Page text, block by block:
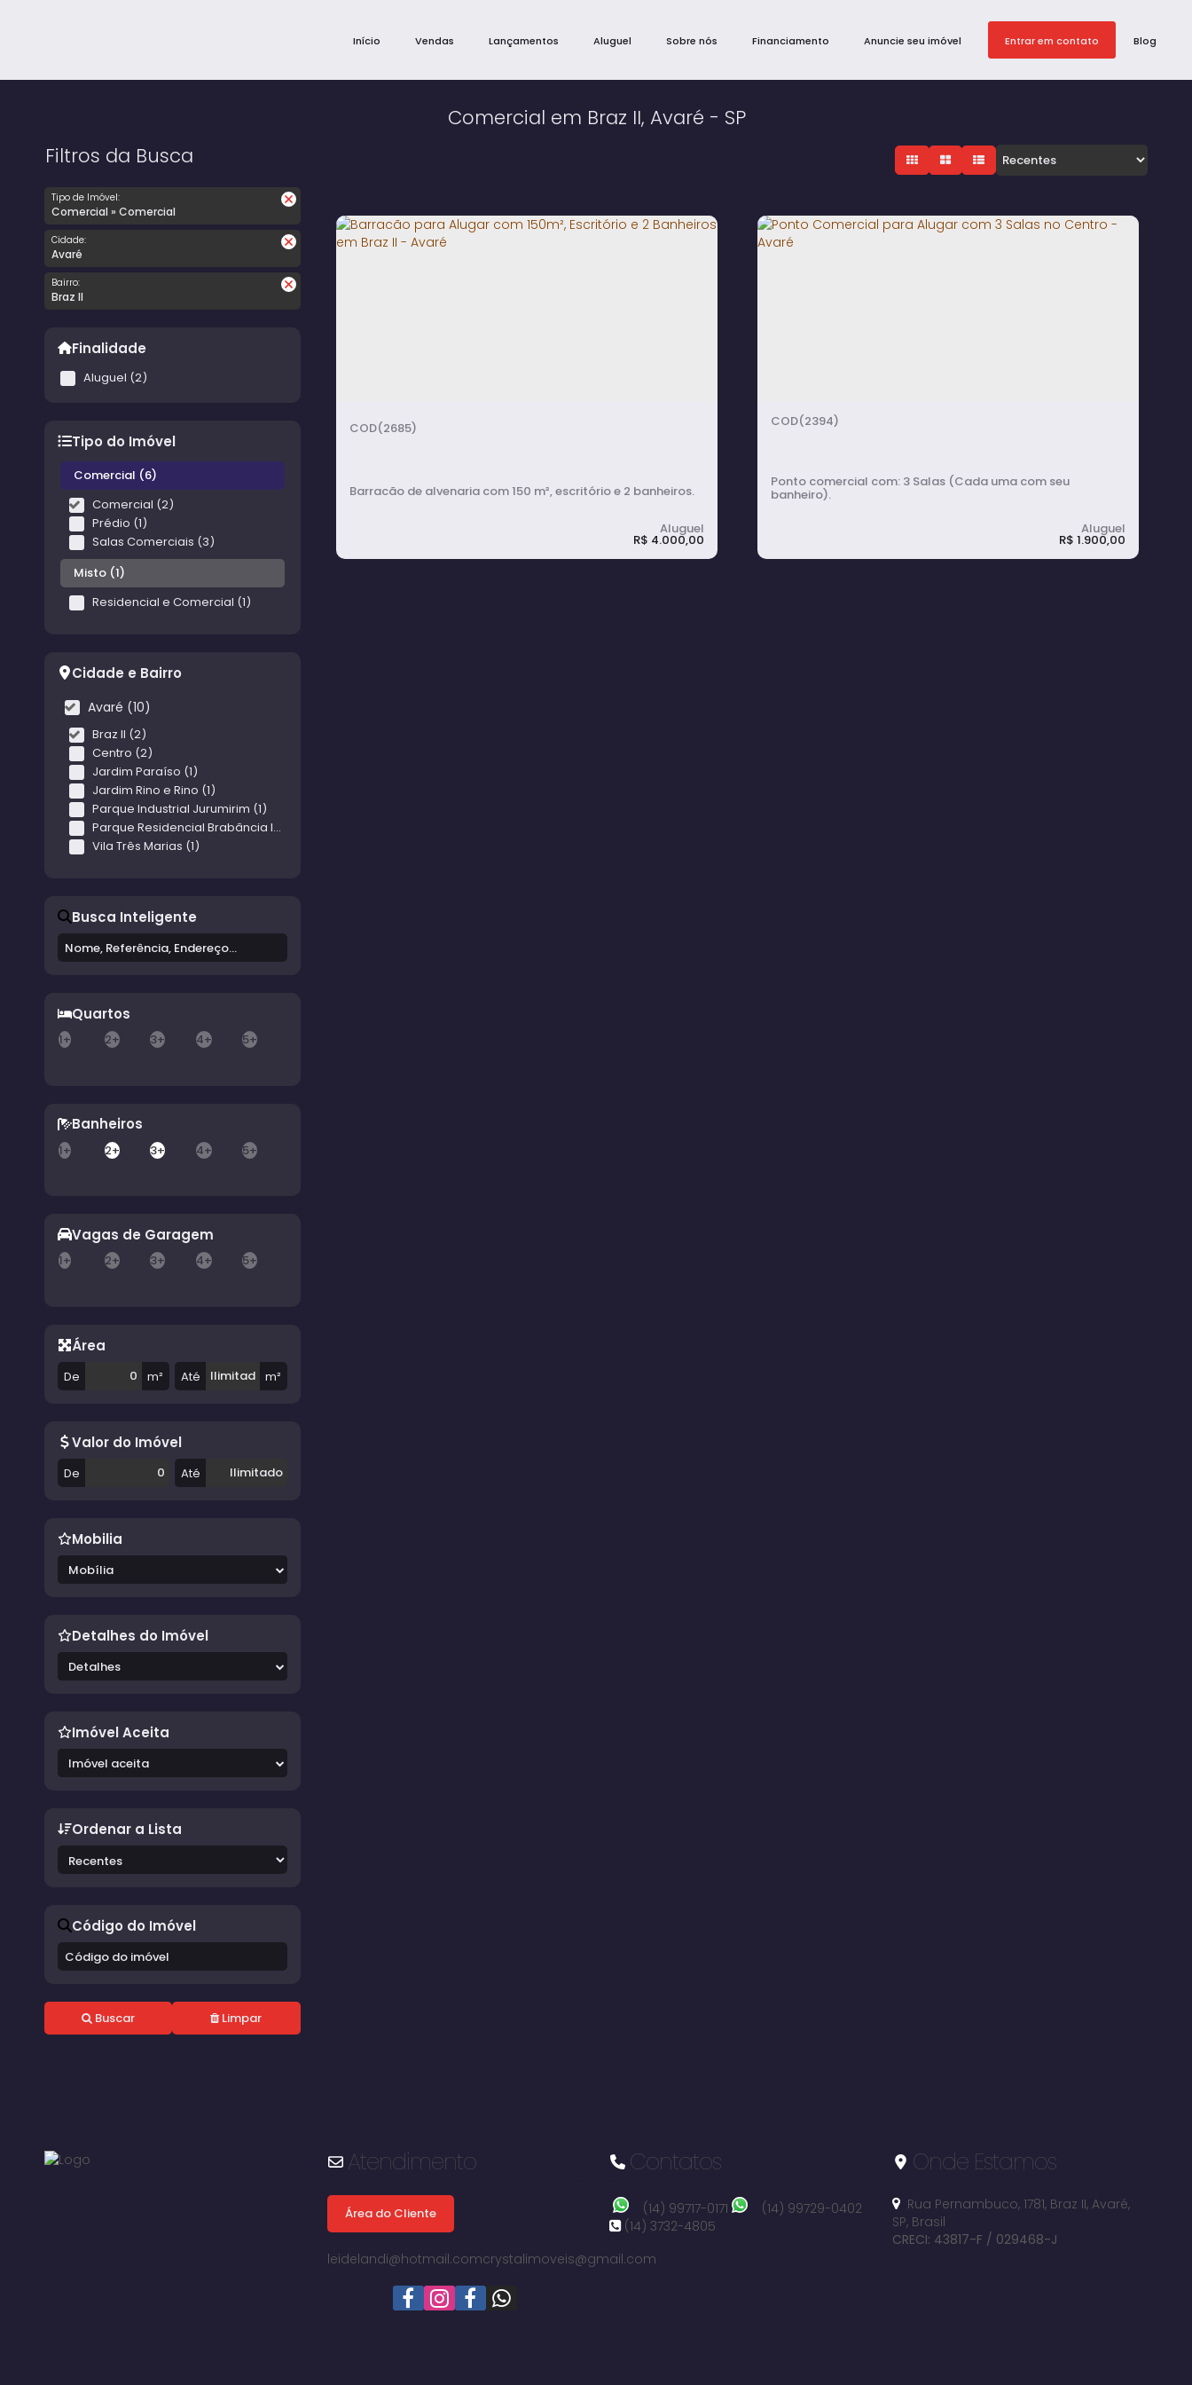
Blog
Entrar em contato
Anuncie seu imóvel
Financiamento
Sobre nós
Aluguel
Lançamentos
Vendas
Início
Comercial em Braz II, Avaré - SP
Filtros da Busca
Tipo de Imóvel:
Comercial » Comercial
Cidade:
Avaré
Bairro:
Braz II
Finalidade
Aluguel (2)
Tipo do Imóvel
Comercial (6)
Comercial (2)
Prédio (1)
Salas Comerciais (3)
Misto (1)
Residencial e Comercial (1)
Cidade e Bairro
Avaré (10)
Braz II (2)
Centro (2)
Jardim Paraíso (1)
Jardim Rino e Rino (1)
Parque Industrial Jurumirim (1)
Parque Residencial Brabância I (2)
Vila Três Marias (1)
Busca Inteligente
Quartos
1+ 2+ 3+ 4+ 5+
Banheiros
1+ 2+ 3+ 4+ 5+
Vagas de Garagem
1+ 2+ 3+ 4+ 5+
Área
De m² Até m²
Valor do Imóvel
De Até
Mobilia
Mobília
Detalhes do Imóvel
Detalhes
Imóvel Aceita
Imóvel aceita
Ordenar a Lista
Código do Imóvel
Buscar Limpar
R$ 4.000,00
(2685)
Barracão de alvenaria com 150 m², escritório e 2 banheiros.
R$ 1.900,00
(2394)
Ponto comercial com: 3 Salas (Cada uma com seu
banheiro).
Atendimento
Área do Cliente
leidelandi@hotmail.comcrystalimoveis@gmail.com
Contatos
(14) 99717-0171
(14) 99729-0402
(14) 3732-4805
Onde Estamos
Rua Pernambuco, 1781, Braz II, Avaré,
SP, Brasil
CRECI: 43817-F / 029468-J